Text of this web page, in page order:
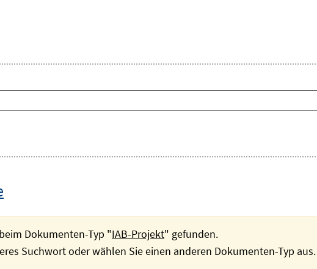
Dokumenten-Typ "IAB-Projekt" gefunden.
Suchwort oder wählen Sie einen anderen Dokumenten-Typ aus.